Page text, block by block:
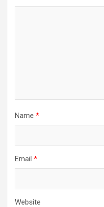
Name *
Email *
Website